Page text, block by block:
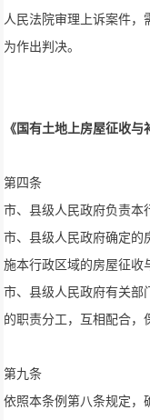
人民法院审理上诉案件
为作出判决。
《国有土地上房屋征收与
第四条
市、县级人民政府负责本
市、县级人民政府确定的
施本行政区域的房屋征收
市、县级人民政府有关部
的职责分工，互相配合，
第九条
依照本条例第八条规定，